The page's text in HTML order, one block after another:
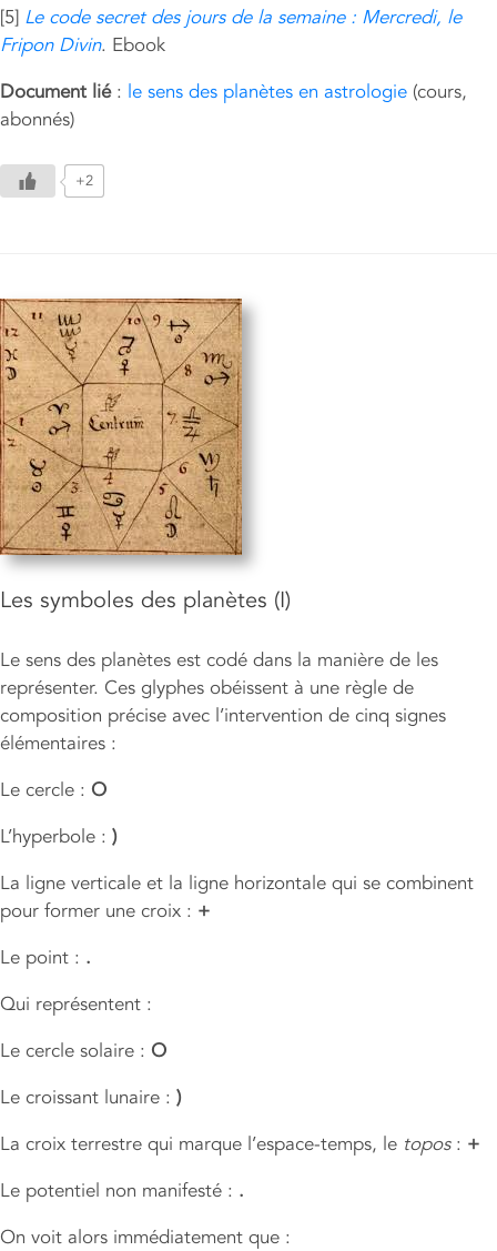
[5] Le code secret des jours de la semaine : Mercredi, le
Fripon Divin. Ebook
Document lié: le sens des planètes en astrologie (cours,
abonnés)
+2
Les symboles des planètes (I)
Le sens des planètes est codé dans la manière de les
représenter. Ces glyphes obéissent à une règle de
composition précise avec l’intervention de cinq signes
élémentaires :
Le cercle : O
L’hyperbole : )
La ligne verticale et la ligne horizontale qui se combinent
pour former une croix : +
Le point : .
Qui représentent :
Le cercle solaire : O
Le croissant lunaire : )
La croix terrestre qui marque l’espace-temps, le topos: +
Le potentiel non manifesté : .
On voit alors immédiatement que :